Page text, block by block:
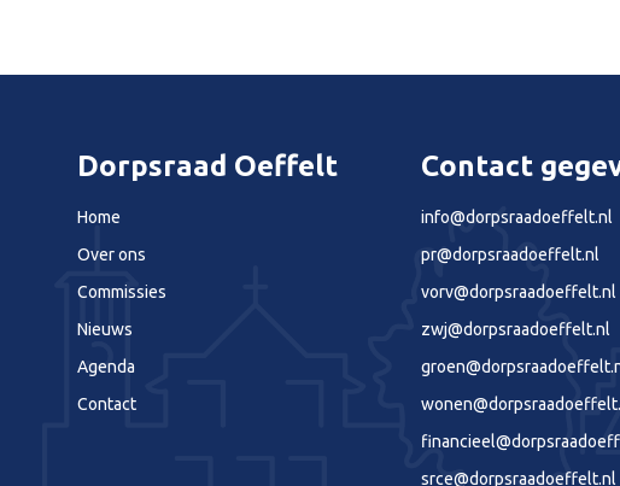
Dorpsraad Oeffelt
Home
Over ons
Commissies
Nieuws
Agenda
Contact
Contact
info@dorpsraadoeffelt.nl
pr@dorpsraadoeffelt.nl
vorv@dorpsraadoeffelt.nl
zwj@dorpsraadoeffelt.nl
srce@dorpsraadoeffelt.nl